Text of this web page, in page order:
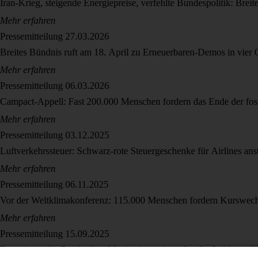
Iran-Krieg, steigende Energiepreise, verfehlte Bundespolitik:
Mehr erfahren
Pressemitteilung 27.03.2026
Breites Bündnis ruft am 18. April zu Erneuerbaren-Demos in vier
Mehr erfahren
Pressemitteilung 06.03.2026
Campact-Appell: Fast 200.000 Menschen fordern das Ende der
Mehr erfahren
Pressemitteilung 03.12.2025
Luftverkehrssteuer: Schwarz-rote Steuergeschenke für Airlines
Mehr erfahren
Pressemitteilung 06.11.2025
Vor der Weltklimakonferenz: 115.000 Menschen fordern
Mehr erfahren
Pressemitteilung 15.09.2025
Energiewende: Reiche liest Monitoring, wie es fossiler Lobby